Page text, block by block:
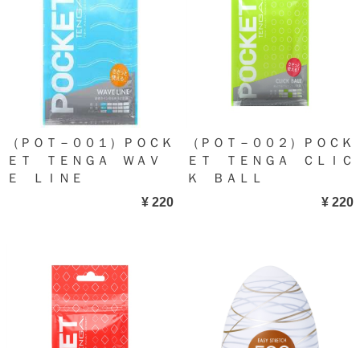
（ＰＯＴ－００１）ＰＯＣＫ
ＥＴ ＴＥＮＧＡ ＷＡＶ
Ｅ ＬＩＮＥ
¥ 220
（ＰＯＴ－００２）ＰＯＣＫ
ＥＴ ＴＥＮＧＡ ＣＬＩＣ
Ｋ ＢＡＬＬ
¥ 220